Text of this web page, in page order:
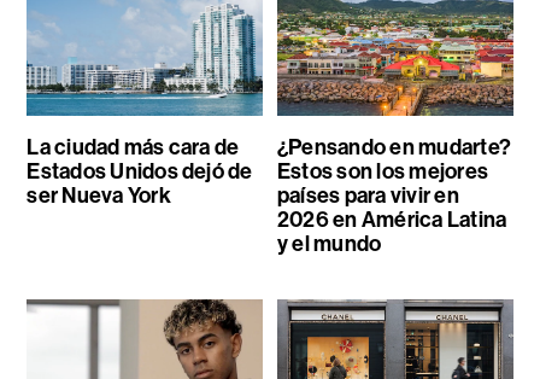
La ciudad más cara de
Estados Unidos dejó de
ser Nueva York
¿Pensando en mudarte?
Estos son los mejores
países para vivir en
2026 en América Latina
y el mundo